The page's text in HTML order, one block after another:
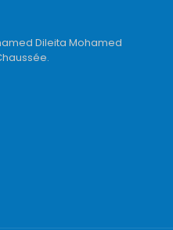
Dileita Mohamed